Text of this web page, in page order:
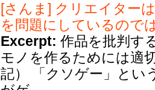
[さんま] クリエイター
を問題にしているので
Excerpt: 作品を批判す
モノを作るためには適
記） 「クソゲー」とい